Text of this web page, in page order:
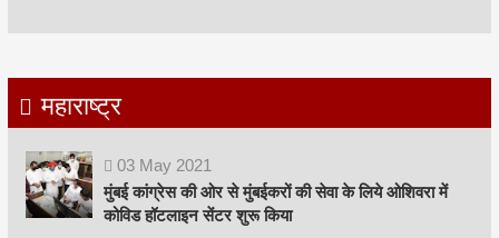
महाराष्ट्र
03 May 2021
मुंबई कांग्रेस की ओर से मुंबईकरों की सेवा के लिये ओशिवरा में
कोविड हॉटलाइन सेंटर शुरू किया